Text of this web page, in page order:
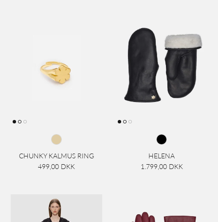
CHUNKY KALMUS RING
499,00 DKK
HELENA
1.799,00 DKK